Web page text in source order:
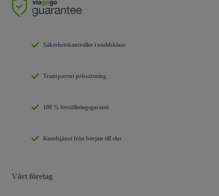
Säkerhetskontroller i världsklass
Transparent prissättning
100 % beställningsgaranti
Kundtjänst från början till slut
Vårt företag